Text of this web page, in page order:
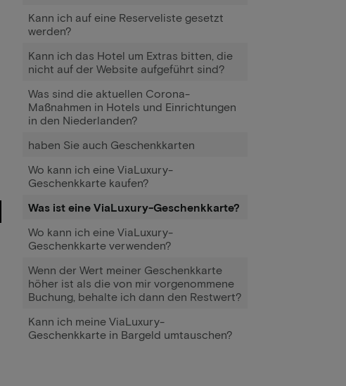
Kann ich auf eine Reserveliste gesetzt
werden?
Kann ich das Hotel um Extras bitten, die
nicht auf der Website aufgeführt sind?
Was sind die aktuellen Corona-
Maßnahmen in Hotels und Einrichtungen
in den Niederlanden?
haben Sie auch Geschenkkarten
Wo kann ich eine ViaLuxury-
Geschenkkarte kaufen?
Was ist eine ViaLuxury-Geschenkkarte?
Wo kann ich eine ViaLuxury-
Geschenkkarte verwenden?
Wenn der Wert meiner Geschenkkarte
höher ist als die von mir vorgenommene
Buchung, behalte ich dann den Restwert?
Kann ich meine ViaLuxury-
Geschenkkarte in Bargeld umtauschen?